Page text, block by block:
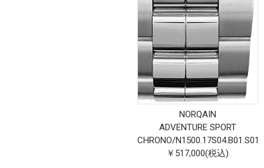
NORQAIN
ADVENTURE SPORT
CHRONO/N1500.17S04.B01.S01
￥517,000(税込)